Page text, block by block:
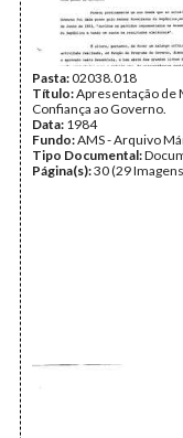
Pasta:02038.018
Título:Apresentação de
Confiança ao Governo.
Data: 1984
Fundo:AMS - Arquivo
Tipo Documental:
Página(s):30 (29